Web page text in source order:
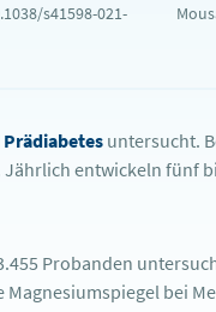
s41598-021-
untersucht.
entwickeln fünf
Probanden
bei